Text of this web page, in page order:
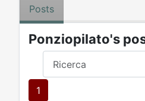
Posts
Ponziopilato's
1